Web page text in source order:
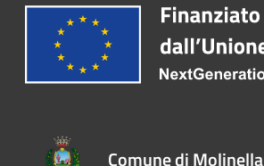
Comune di Molinella